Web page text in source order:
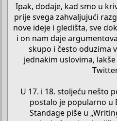
Ipak, dodaje, kad smo u
prije svega zahvaljujući
nove ideje i gledišta, sve
i on nam daje
skupo i često oduzima
jednakim uslovima,
U 17. i 18. stoljeću nešto
postalo je popularno u
Standage piše u